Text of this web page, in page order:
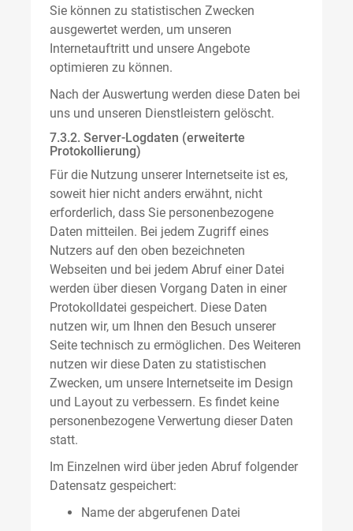
Sie können zu statistischen Zwecken
ausgewertet werden, um unseren
Internetauftritt und unsere Angebote
optimieren zu können.
Nach der Auswertung werden diese Daten bei
uns und unseren Dienstleistern gelöscht.
7.3.2. Server-Logdaten (erweiterte
Protokollierung)
Für die Nutzung unserer Internetseite ist es,
soweit hier nicht anders erwähnt, nicht
erforderlich, dass Sie personenbezogene
Daten mitteilen. Bei jedem Zugriff eines
Nutzers auf den oben bezeichneten
Webseiten und bei jedem Abruf einer Datei
werden über diesen Vorgang Daten in einer
Protokolldatei gespeichert. Diese Daten
nutzen wir, um Ihnen den Besuch unserer
Seite technisch zu ermöglichen. Des Weiteren
nutzen wir diese Daten zu statistischen
Zwecken, um unsere Internetseite im Design
und Layout zu verbessern. Es findet keine
personenbezogene Verwertung dieser Daten
statt.
Im Einzelnen wird über jeden Abruf folgender
Datensatz gespeichert:
Name der abgerufenen Datei